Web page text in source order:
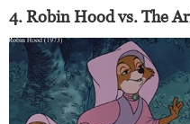
4. Robin Hood vs. The